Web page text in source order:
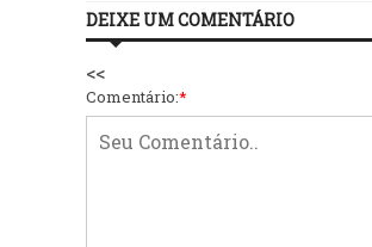
DEIXE UM COMENTÁRIO
<<
Comentário:*